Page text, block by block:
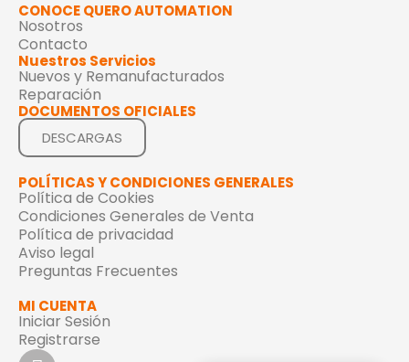
CONOCE QUERO AUTOMATION
Nosotros
Contacto
Nuestros Servicios
Nuevos y Remanufacturados
Reparación
DOCUMENTOS OFICIALES
DESCARGAS
POLÍTICAS Y CONDICIONES GENERALES
Política de Cookies
Condiciones Generales de Venta
Política de privacidad
Aviso legal
Preguntas Frecuentes
MI CUENTA
Iniciar Sesión
Registrarse